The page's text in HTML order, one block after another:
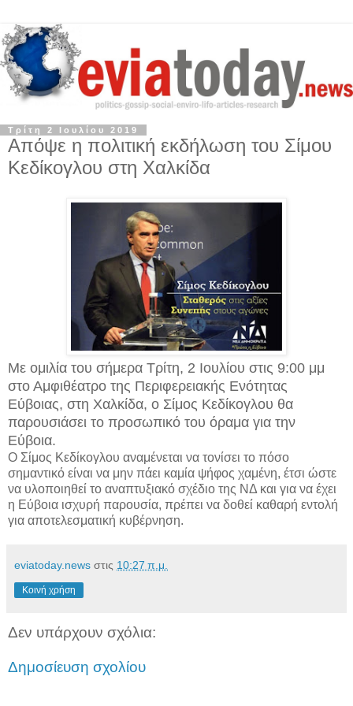
Τρίτη 2 Ιουλίου 2019
Απόψε η πολιτική εκδήλωση του Σίμου
Κεδίκογλου στη Χαλκίδα
Με ομιλία του σήμερα Τρίτη, 2 Ιουλίου στις 9:00 μμ
στο Αμφιθέατρο της Περιφερειακής Ενότητας
Εύβοιας, στη Χαλκίδα, ο Σίμος Κεδίκογλου θα
παρουσιάσει το προσωπικό του όραμα για την
Εύβοια.
Ο Σίμος Κεδίκογλου αναμένεται να τονίσει το πόσο
σημαντικό είναι να μην πάει καμία ψήφος χαμένη, έτσι ώστε
να υλοποιηθεί το αναπτυξιακό σχέδιο της ΝΔ και για να έχει
η Εύβοια ισχυρή παρουσία, πρέπει να δοθεί καθαρή εντολή
για αποτελεσματική κυβέρνηση.
eviatoday.news στις 10:27 π.μ.
Κοινή χρήση
Δεν υπάρχουν σχόλια:
Δημοσίευση σχολίου